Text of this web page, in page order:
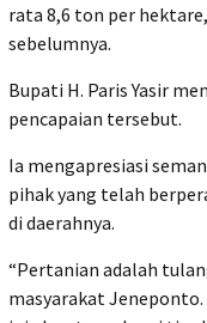
rata 8,6 ton per
sebelumnya.
Bupati H. Paris Yasir
pencapaian tersebut.
Ia mengapresiasi
pihak yang telah
di daerahnya.
“Pertanian adalah
masyarakat